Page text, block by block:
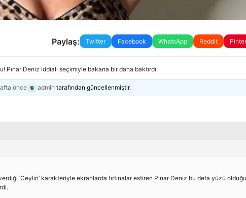
Paylaş: Twitter Facebook WhatsApp Reddit
Pınar Deniz iddialı seçimiyle bakana bir daha baktırdı
önce admin tarafından güncellenmiştir.
‘Ceylin’ karakteriyle ekranlarda fırtınalar estiren Pınar Deniz bu defa yüzü olduğu